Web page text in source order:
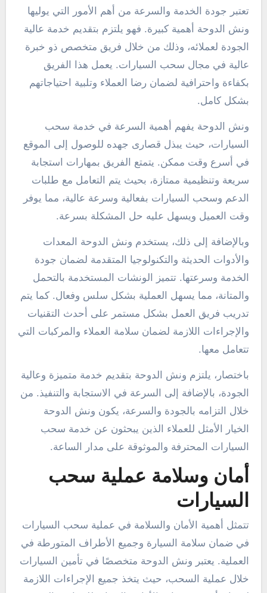
تعتبر جودة الخدمة والسرعة من أهم الأمور التي يوليها
ونش الدوحة أهمية كبيرة. فهو يلتزم بتقديم خدمة عالية
الجودة لعملائه، وذلك من خلال فريق متخصص ذو خبرة
عالية في مجال سحب السيارات. يعمل هذا الفريق
بكفاءة واحترافية لضمان رضا العملاء وتلبية احتياجاتهم
بشكل كامل.
ونش الدوحة يفهم أهمية السرعة في خدمة سحب
السيارات، حيث يبذل قصارى جهده للوصول إلى الموقع
في أسرع وقت ممكن. يتمتع الفريق بمهارات استجابة
سريعة وتنظيمية ممتازة، بحيث يتم التعامل مع طلبات
الدعم وسحب السيارات بفعالية وسرعة عالية، مما يوفر
وقت العميل ويسهل عليه حل المشكلة بسرعة.
وبالإضافة إلى ذلك، يستخدم ونش الدوحة المعدات
والأدوات الحديثة والتكنولوجيا المتقدمة لضمان جودة
الخدمة وسرعتها. تتميز الونشات المستخدمة بالتحمل
والمتانة، مما يسهل العملية بشكل سلس وفعال. كما يتم
تدريب فريق العمل بشكل مستمر على أحدث التقنيات
والإجراءات اللازمة لضمان سلامة العملاء والمركبات التي
تتعامل معها.
باختصار، يلتزم ونش الدوحة بتقديم خدمة متميزة وعالية
الجودة، بالإضافة إلى السرعة في الاستجابة والتنفيذ. من
خلال التزامه بالجودة والسرعة، يكون ونش الدوحة
الخيار الأمثل للعملاء الذين يبحثون عن خدمة سحب
السيارات المحترفة والموثوقة على مدار الساعة.
أمان وسلامة عملية سحب
السيارات
تتمثل أهمية الأمان والسلامة في عملية سحب السيارات
في ضمان سلامة السيارة وجميع الأطراف المتورطة في
العملية. يعتبر ونش الدوحة متخصصًا في تأمين السيارات
خلال عملية السحب، حيث يتخذ جميع الإجراءات اللازمة